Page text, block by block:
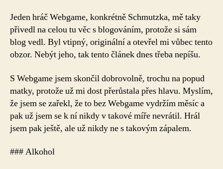
Jeden hráč Webgame, konkrétně Schmutzka, mě taky
přivedl na celou tu věc s blogováním, protože si sám
blog vedl. Byl vtipný, originální a otevřel mi vůbec tento
obzor. Nebýt jeho, tak tento článek dnes třeba nepíšu.
S Webgame jsem skončil dobrovolně, trochu na popud
matky, protože už mi dost přerůstala přes hlavu. Myslím,
že jsem se zařekl, že to bez Webgame vydržím měsíc a
pak už jsem se k ní nikdy v takové míře nevrátil. Hrál
jsem pak ještě, ale už nikdy ne s takovým zápalem.
### Alkohol